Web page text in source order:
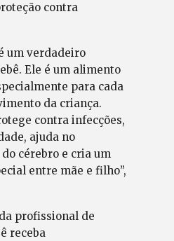
contra
um verdadeiro
Ele é um alimento
para cada
da criança.
contra infecções,
ajuda no
cérebro e cria um
entre mãe e filho”,
profissional de
receba